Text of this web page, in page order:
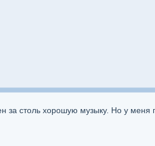
за столь хорошую музыку. Но у меня